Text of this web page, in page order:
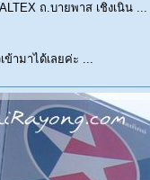
ถ.บายพาส เชิงเนิน
ข้ามาได้เลยค่ะ ...